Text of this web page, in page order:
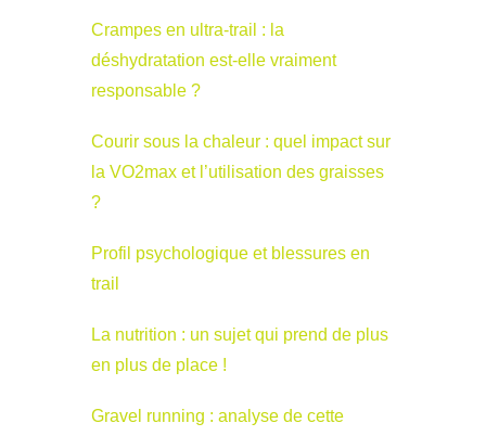
Crampes en ultra-trail : la
déshydratation est-elle vraiment
responsable ?
Courir sous la chaleur : quel impact sur
la VO2max et l’utilisation des graisses
?
Profil psychologique et blessures en
trail
La nutrition : un sujet qui prend de plus
en plus de place !
Gravel running : analyse de cette